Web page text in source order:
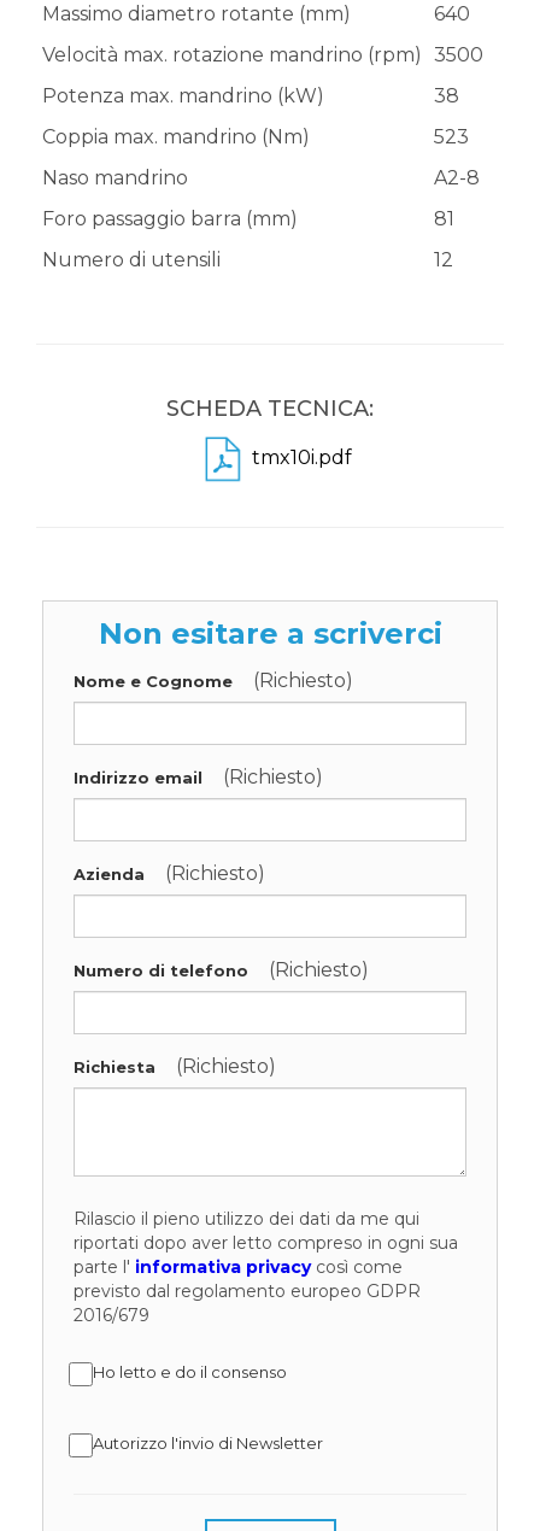
Massimo diametro rotante (mm)
640
Velocità max. rotazione mandrino (rpm)
3500
Potenza max. mandrino (kW)
38
Coppia max. mandrino (Nm)
523
Naso mandrino
A2-8
Foro passaggio barra (mm)
81
Numero di utensili
12
SCHEDA TECNICA:
tmx10i.pdf
Non esitare a scriverci
Nome e Cognome (Richiesto)
Indirizzo email (Richiesto)
Azienda (Richiesto)
Numero di telefono (Richiesto)
Richiesta (Richiesto)
Rilascio il pieno utilizzo dei dati da me qui
riportati dopo aver letto compreso in ogni sua
parte l' informativa privacycosì come
previsto dal regolamento europeo GDPR
2016/679
Ho letto e do il consenso
Autorizzo l'invio di Newsletter